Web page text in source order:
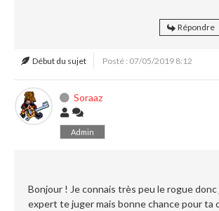
Répondre
Début du sujet Posté : 07/05/2019 8:12
Soraaz
Admin
Bonjour ! Je connais très peu le rogue donc
expert te juger mais bonne chance pour ta